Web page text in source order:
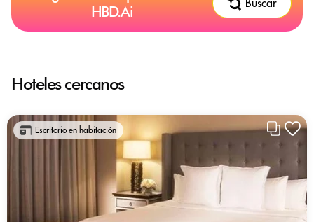
HBD.Ai
Buscar
Hoteles cercanos
Escritorio en habitación